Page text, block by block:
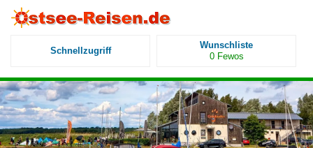
Schnellzugriff
Wunschliste
0 Fewos